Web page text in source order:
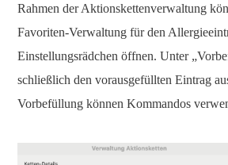
Rahmen der Aktionskettenverwaltung
Favoriten-Verwaltung für den
Einstellungsrädchen öffnen. Unter
schließlich den vorausgefüllten Eintrag
Vorbefüllung können Kommandos